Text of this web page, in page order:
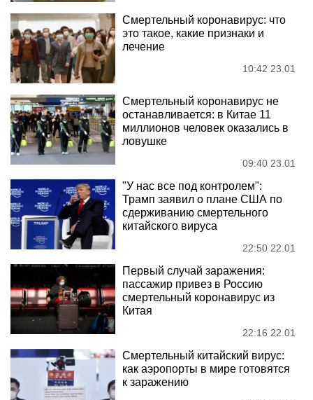
Смертельный коронавирус: что
это такое, какие признаки и
лечение
10:42 23.01
Смертельный коронавирус не
останавливается: в Китае 11
миллионов человек оказались в
ловушке
09:40 23.01
"У нас все под контролем":
Трамп заявил о плане США по
сдерживанию смертельного
китайского вируса
22:50 22.01
Первый случай заражения:
пассажир привез в Россию
смертельный коронавирус из
Китая
22:16 22.01
Смертельный китайский вирус:
как аэропорты в мире готовятся
к заражению